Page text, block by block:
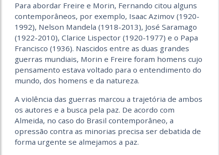
Para abordar Freire e Morin, Fernando citou alguns
contemporâneos, por exemplo, Isaac Azimov (1920-
1992), Nelson Mandela (1918-2013), José Saramago
(1922-2010), Clarice Lispector (1920-1977) e o Papa
Francisco (1936). Nascidos entre as duas grandes
guerras mundiais, Morin e Freire foram homens cujo
pensamento estava voltado para o entendimento do
mundo, dos homens e da natureza.
A violência das guerras marcou a trajetória de ambos
os autores e a busca pela paz. De acordo com
Almeida, no caso do Brasil contemporâneo, a
opressão contra as minorias precisa ser debatida de
forma urgente se almejamos a paz.